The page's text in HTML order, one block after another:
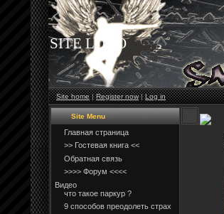
SITE LOGO
Site home|Register now|Log in
Site Menu
Главная страница
>> Гостевая книга <<
Обратная связь
>>>> Форум <<<<
Видео
что такое паркур ?
9 способов преодолеть страх